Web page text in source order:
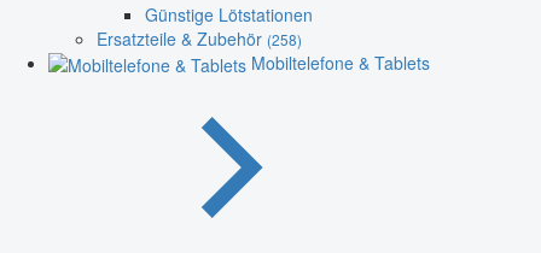
Günstige Lötstationen
Ersatzteile & Zubehör (258)
Mobiltelefone & Tablets